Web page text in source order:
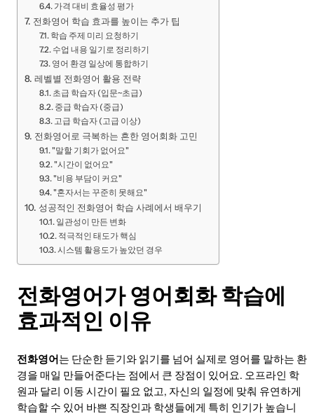
가격 대비 효율성 평가
전화영어 학습 효과를 높이는 추가 팁
학습 주제 미리 요청하기
수업 내용 일기로 정리하기
영어 환경 일상에 통합하기
레벨별 전화영어 활용 전략
초급 학습자 (입문~초급)
중급 학습자 (중급)
고급 학습자 (고급 이상)
전화영어로 극복하는 흔한 영어회화 고민
"말할 기회가 없어요"
"시간이 없어요"
"비용 부담이 커요"
"혼자서는 꾸준히 못해요"
성공적인 전화영어 학습 사례에서 배우기
일관성이 만든 변화
적극적인 태도가 핵심
시스템 활용도가 높았던 경우
전화영어가 영어회화 학습에
효과적인 이유
전화영어는 단순한 듣기와 읽기를 넘어 실제로 영어를 말하는 환
경을 매일 만들어준다는 점에서 큰 장점이 있어요. 오프라인 학
원과 달리 이동 시간이 필요 없고, 자신의 일정에 맞춰 유연하게
학습할 수 있어 바쁜 직장인과 학생들에게 특히 인기가 높습니